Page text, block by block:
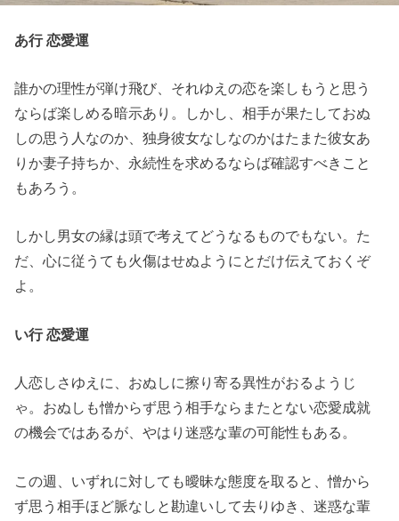
あ行 恋愛運
誰かの理性が弾け飛び、それゆえの恋を楽しもうと思う
ならば楽しめる暗示あり。しかし、相手が果たしておぬ
しの思う人なのか、独身彼女なしなのかはたまた彼女あ
りか妻子持ちか、永続性を求めるならば確認すべきこと
もあろう。
しかし男女の縁は頭で考えてどうなるものでもない。た
だ、心に従うても火傷はせぬようにとだけ伝えておくぞ
よ。
い行 恋愛運
人恋しさゆえに、おぬしに擦り寄る異性がおるようじ
ゃ。おぬしも憎からず思う相手ならまたとない恋愛成就
の機会ではあるが、やはり迷惑な輩の可能性もある。
この週、いずれに対しても曖昧な態度を取ると、憎から
ず思う相手ほど脈なしと勘違いして去りゆき、迷惑な輩